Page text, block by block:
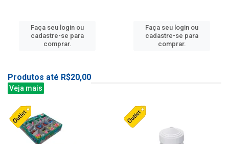
Faça seu login ou
cadastre-se para
comprar.
Faça seu login ou
cadastre-se para
comprar.
Produtos até R$20,00
Veja mais